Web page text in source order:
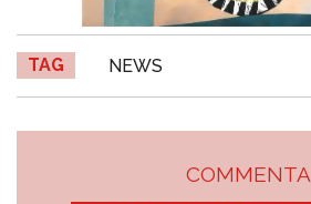
TAG NEWS
COMMENTA